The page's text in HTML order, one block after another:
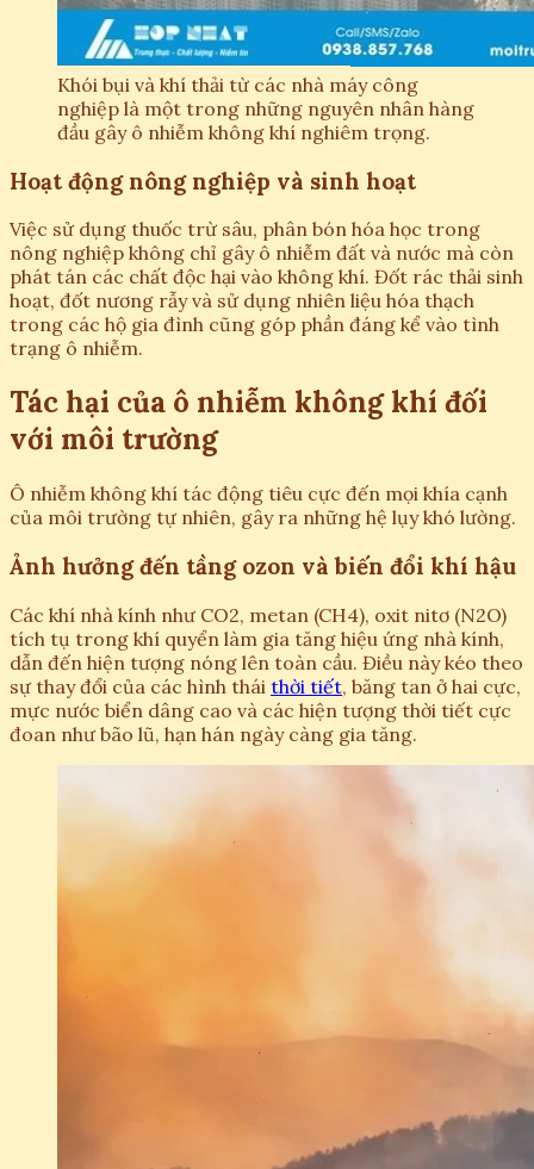
Khói bụi và khí thải từ các nhà máy công
nghiệp là một trong những nguyên nhân hàng
đầu gây ô nhiễm không khí nghiêm trọng.
Hoạt động nông nghiệp và sinh hoạt
Việc sử dụng thuốc trừ sâu, phân bón hóa học trong
nông nghiệp không chỉ gây ô nhiễm đất và nước mà còn
phát tán các chất độc hại vào không khí. Đốt rác thải sinh
hoạt, đốt nương rẫy và sử dụng nhiên liệu hóa thạch
trong các hộ gia đình cũng góp phần đáng kể vào tình
trạng ô nhiễm.
Tác hại của ô nhiễm không khí đối
với môi trường
Ô nhiễm không khí tác động tiêu cực đến mọi khía cạnh
của môi trường tự nhiên, gây ra những hệ lụy khó lường.
Ảnh hưởng đến tầng ozon và biến đổi khí hậu
Các khí nhà kính như CO2, metan (CH4), oxit nitơ (N2O)
tích tụ trong khí quyển làm gia tăng hiệu ứng nhà kính,
dẫn đến hiện tượng nóng lên toàn cầu. Điều này kéo theo
sự thay đổi của các hình thái thời tiết, băng tan ở hai cực,
mực nước biển dâng cao và các hiện tượng thời tiết cực
đoan như bão lũ, hạn hán ngày càng gia tăng.